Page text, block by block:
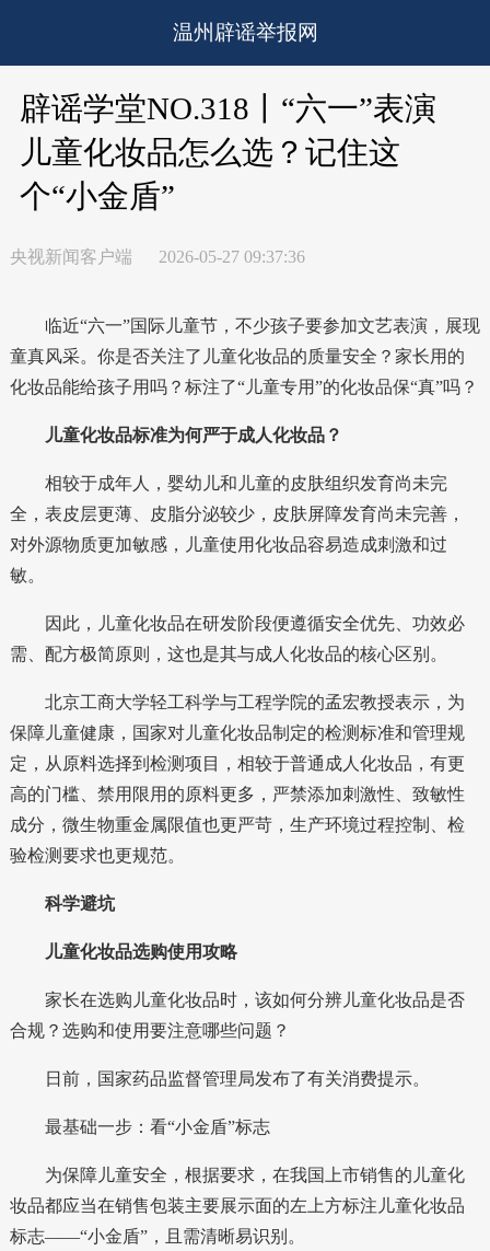
温州辟谣举报网
辟谣学堂NO.318丨“六一”表演
儿童化妆品怎么选？记住这
个“小金盾”
央视新闻客户端 2026-05-27 09:37:36
临近“六一”国际儿童节，不少孩子要参加文艺表演，展现
童真风采。你是否关注了儿童化妆品的质量安全？家长用的
化妆品能给孩子用吗？标注了“儿童专用”的化妆品保“真”吗？
儿童化妆品标准为何严于成人化妆品？
相较于成年人，婴幼儿和儿童的皮肤组织发育尚未完
全，表皮层更薄、皮脂分泌较少，皮肤屏障发育尚未完善，
对外源物质更加敏感，儿童使用化妆品容易造成刺激和过
敏。
因此，儿童化妆品在研发阶段便遵循安全优先、功效必
需、配方极简原则，这也是其与成人化妆品的核心区别。
北京工商大学轻工科学与工程学院的孟宏教授表示，为
保障儿童健康，国家对儿童化妆品制定的检测标准和管理规
定，从原料选择到检测项目，相较于普通成人化妆品，有更
高的门槛、禁用限用的原料更多，严禁添加刺激性、致敏性
成分，微生物重金属限值也更严苛，生产环境过程控制、检
验检测要求也更规范。
科学避坑
儿童化妆品选购使用攻略
家长在选购儿童化妆品时，该如何分辨儿童化妆品是否
合规？选购和使用要注意哪些问题？
日前，国家药品监督管理局发布了有关消费提示。
最基础一步：看“小金盾”标志
为保障儿童安全，根据要求，在我国上市销售的儿童化
妆品都应当在销售包装主要展示面的左上方标注儿童化妆品
标志——“小金盾”，且需清晰易识别。